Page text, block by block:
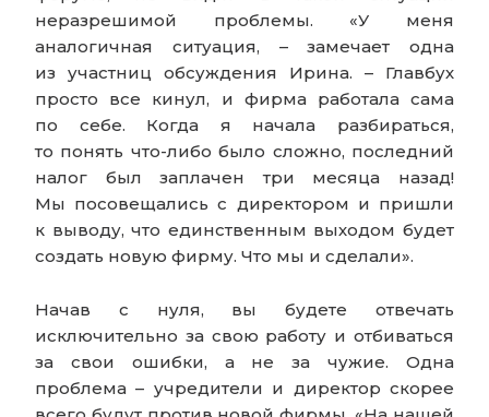
неразрешимой проблемы. «У меня
аналогичная ситуация, – замечает одна
из участниц обсуждения Ирина. – Главбух
просто все кинул, и фирма работала сама
по себе. Когда я начала разбираться,
то понять что-либо было сложно, последний
налог был заплачен три месяца назад!
Мы посовещались с директором и пришли
к выводу, что единственным выходом будет
создать новую фирму. Что мы и сделали».
Начав с нуля, вы будете отвечать
исключительно за свою работу и отбиваться
за свои ошибки, а не за чужие. Одна
проблема – учредители и директор скорее